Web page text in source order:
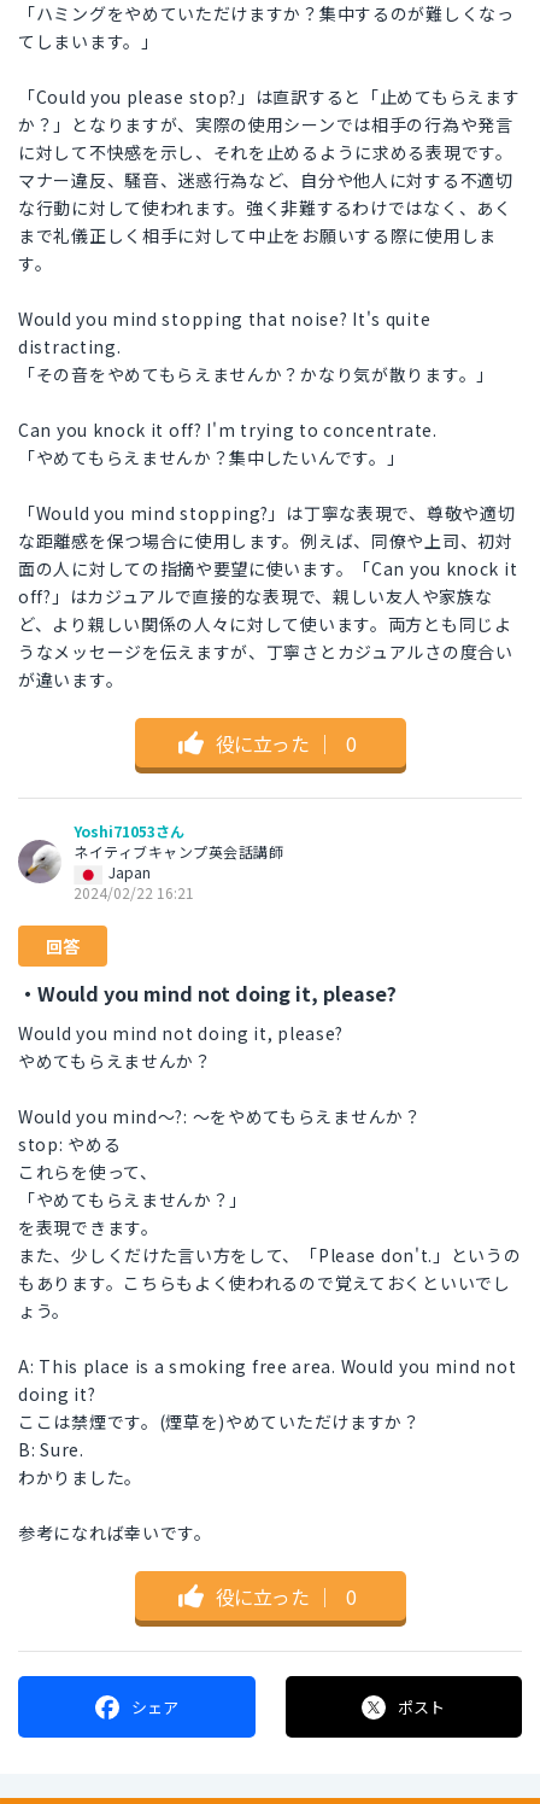
「ハミングをやめていただけますか？集中するのが難しくなっ
てしまいます。」
「Could you please stop?」は直訳すると「止めてもらえます
か？」となりますが、実際の使用シーンでは相手の行為や発言
に対して不快感を示し、それを止めるように求める表現です。
マナー違反、騒音、迷惑行為など、自分や他人に対する不適切
な行動に対して使われます。強く非難するわけではなく、あく
まで礼儀正しく相手に対して中止をお願いする際に使用しま
す。
Would you mind stopping that noise? It's quite
distracting.
「その音をやめてもらえませんか？かなり気が散ります。」
Can you knock it off? I'm trying to concentrate.
「やめてもらえませんか？集中したいんです。」
「Would you mind stopping?」は丁寧な表現で、尊敬や適切
な距離感を保つ場合に使用します。例えば、同僚や上司、初対
面の人に対しての指摘や要望に使います。「Can you knock it
off?」はカジュアルで直接的な表現で、親しい友人や家族な
ど、より親しい関係の人々に対して使います。両方とも同じよ
うなメッセージを伝えますが、丁寧さとカジュアルさの度合い
が違います。
役に立った ｜ 0
Yoshi71053さん
ネイティブキャンプ英会話講師
Japan
2024/02/22 16:21
回答
・Would you mind not doing it, please?
Would you mind not doing it, please?
やめてもらえませんか？
Would you mind～?: ～をやめてもらえませんか？
stop: やめる
これらを使って、
「やめてもらえませんか？」
を表現できます。
また、少しくだけた言い方をして、「Please don't.」というの
もあります。こちらもよく使われるので覚えておくといいでし
ょう。
A: This place is a smoking free area. Would you mind not
doing it?
ここは禁煙です。(煙草を)やめていただけますか？
B: Sure.
わかりました。
参考になれば幸いです。
役に立った ｜ 0
シェア ポスト